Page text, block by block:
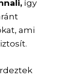
így
ami